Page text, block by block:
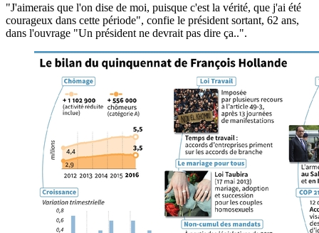
"J'aimerais que l'on dise de moi, puisque c'est la vérité, que j'ai été
courageux dans cette période", confie le président sortant, 62 ans,
dans l'ouvrage "Un président ne devrait pas dire ça..".